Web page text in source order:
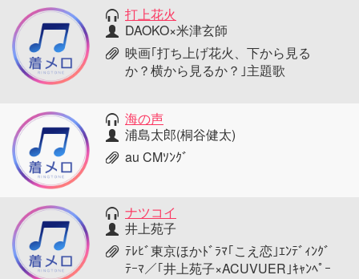
打上花火
DAOKO×米津玄師
映画｢打ち上げ花火、下から見る
か？横から見るか？｣主題歌
海の声
浦島太郎(桐谷健太)
au CMｿﾝｸﾞ
ナツコイ
井上苑子
ﾃﾚﾋﾞ東京ほかﾄﾞﾗﾏ｢こえ恋｣ｴﾝﾃﾞｨﾝｸﾞ
ﾃｰﾏ／｢井上苑子×ACUVUER｣ｷｬﾝﾍﾟｰ